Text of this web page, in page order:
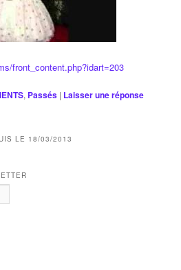
front_content.php?idart=203
, Passés | Laisser une réponse
LE 18/03/2013